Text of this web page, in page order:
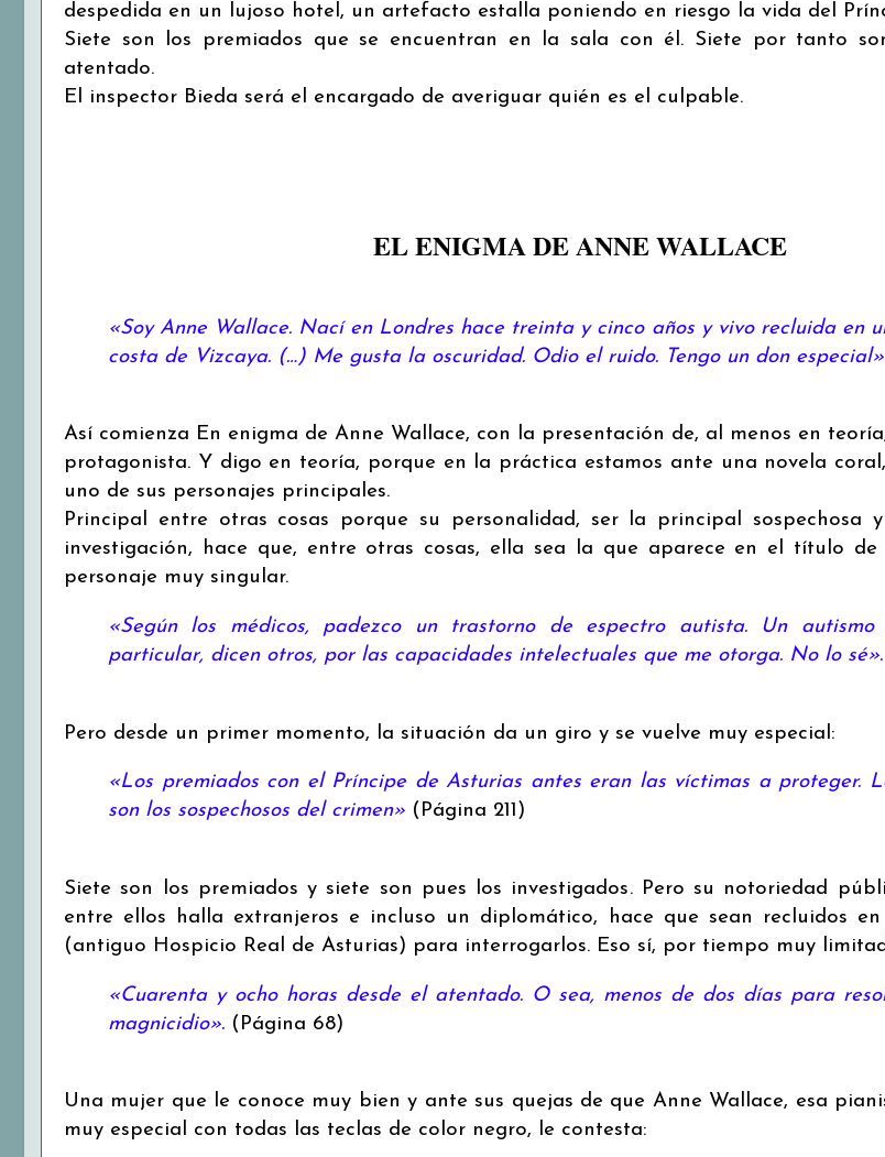
despedida en un lujoso hotel, un artefacto estalla poniendo en riesgo la vida del
Siete son los premiados que se encuentran en la sala con él. Siete por tanto
atentado.
El inspector Bieda será el encargado de averiguar quién es el culpable.
EL ENIGMA DE ANNE WALLACE
«Soy Anne Wallace. Nací en Londres hace treinta y cinco años y vivo recluida en
costa de Vizcaya. (…) Me gusta la oscuridad. Odio el ruido. Tengo un don
Así comienza En enigma de Anne Wallace, con la presentación de, al menos en
protagonista. Y digo en teoría, porque en la práctica estamos ante una novela
uno de sus personajes principales.
Principal entre otras cosas porque su personalidad, ser la principal sospechosa
investigación, hace que, entre otras cosas, ella sea la que aparece en el título
personaje muy singular.
«Según los médicos, padezco un trastorno de espectro autista. Un autismo
particular, dicen otros, por las capacidades intelectuales que me otorga. No lo sé».
Pero desde un primer momento, la situación da un giro y se vuelve muy especial:
«Los premiados con el Príncipe de Asturias antes eran las víctimas a proteger.
son los sospechosos del crimen» (Página 211)
Siete son los premiados y siete son pues los investigados. Pero su notoriedad
entre ellos halla extranjeros e incluso un diplomático, hace que sean recluidos
(antiguo Hospicio Real de Asturias) para interrogarlos. Eso sí, por tiempo muy
«Cuarenta y ocho horas desde el atentado. O sea, menos de dos días para
magnicidio». (Página 68)
Una mujer que le conoce muy bien y ante sus quejas de que Anne Wallace, esa
muy especial con todas las teclas de color negro, le contesta: